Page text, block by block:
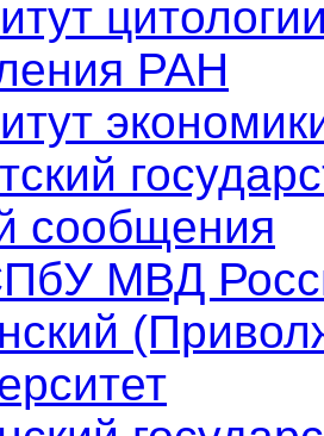
РАН
сообщения
МВД